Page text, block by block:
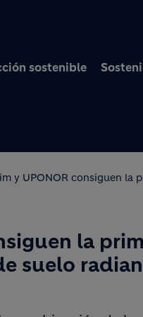
sostenible
y UPONOR consiguen la
la
suelo